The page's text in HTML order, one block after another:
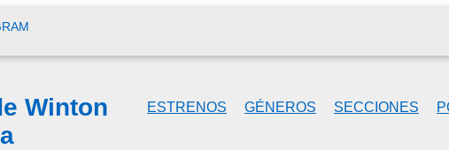
ESTRENOS GÉNEROS SECCIONES
Winton